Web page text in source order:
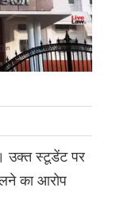
उक्त स्टूडेंट पर
का आरोप